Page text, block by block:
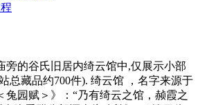
旁的谷氏旧居内绮云馆中,仅展示小部
总藏品约700件). 绮云馆 ，名字来源于
兔园赋＞》：“乃有绮云之馆，赪霞之